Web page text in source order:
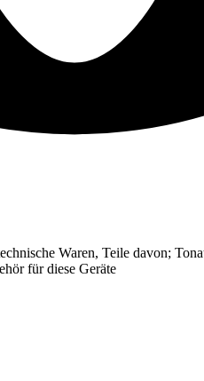
Waren, Teile davon;
für diese Geräte